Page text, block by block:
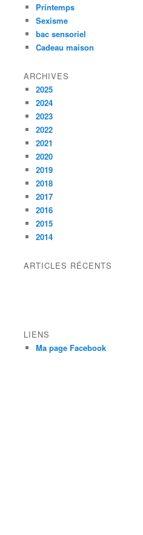
Printemps
Sexisme
bac sensoriel
Cadeau maison
ARCHIVES
2025
2024
2023
2022
2021
2020
2019
2018
2017
2016
2015
2014
ARTICLES RÉCENTS
LIENS
Ma page Facebook